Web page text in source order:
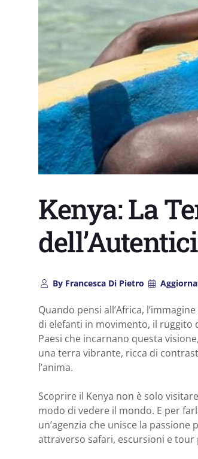
Kenya: La
ByFrancesca Di Pietro
Quando pensi all’Africa,
di elefanti in movimento, il ruggito
Paesi che incarnano questa
una terra vibrante, ricca di
l’anima.
Scoprire il Kenya non è solo
modo di vedere il mondo. E per
un’agenzia che unisce la
attraverso safari, escursioni e tour